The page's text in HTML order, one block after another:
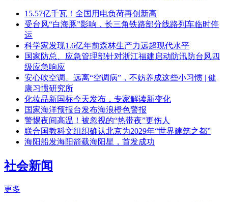
15.57亿千瓦！全国用电负荷再创新高
受台风“白海豚”影响，长三角铁路部分线路列车临时停
运
科学家发现1.6亿年前森林生产力远超现代水平
国家防总、应急管理部针对浙江福建启动防汛防台风四
级应急响应
安心吹空调、远离“空调病”，不妨养成这些小习惯 | 健
康习惯研究所
化妆品新国标今天发布，专家解读新变化
国家海洋预报台发布海浪橙色警报
警惕夜间高温！被忽视的“热带夜”更伤人
联合国教科文组织确认北京为2029年“世界建筑之都”
海阳船发海阳箭载海阳星，首发成功
社会新闻
更多